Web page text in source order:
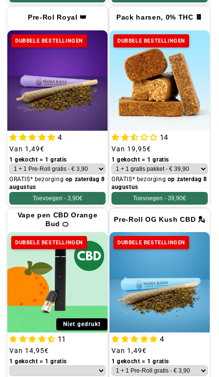
Pre-Rol Royal 👑
DUBBELE BESTELLINGEN
4
Gebruikelijke
prijs
Van 1,49€
1 gekocht = 1 gratis
GRATIS* bezorging op zaterdag 8
augustus
Toevoegen - 3,90€
Pack harsen, 0% THC 🍫
DUBBELE BESTELLINGEN
14
Gebruikelijke
prijs
Van 19,95€
1 gekocht = 1 gratis
GRATIS* bezorging op zaterdag 8
augustus
Toevoegen - 39,90€
Vape pen CBD Orange
Bud 🍊
DUBBELE BESTELLINGEN
Niet gedrukt
11
Gebruikelijke
prijs
Van 14,95€
1 gekocht = 1 gratis
Pre-Roll OG Kush CBD 💂
DUBBELE BESTELLINGEN
4
Gebruikelijke
prijs
Van 1,49€
1 gekocht = 1 gratis